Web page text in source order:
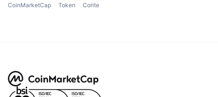
CoinMarketCap Token Corite